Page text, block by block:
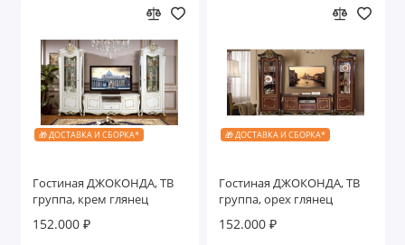
🎁 ДОСТАВКА И СБОРКА*
Гостиная ДЖОКОНДА, ТВ
группа, крем глянец
152.000 ₽
🎁 ДОСТАВКА И СБОРКА*
Гостиная ДЖОКОНДА, ТВ
группа, орех глянец
152.000 ₽